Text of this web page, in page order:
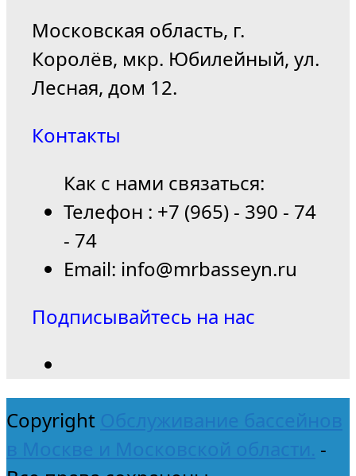
Московская область, г.
Королёв, мкр. Юбилейный, ул.
Лесная, дом 12.
Контакты
Как с нами связаться:
Телефон : +7 (965) - 390 - 74
- 74
Email: info@mrbasseyn.ru
Подписывайтесь на нас
Copyright Обслуживание бассейнов
в Москве и Московской области. -